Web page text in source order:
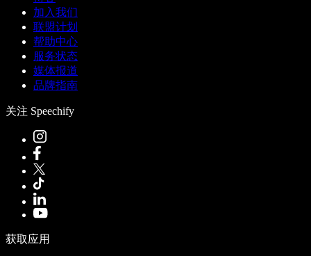
加入我们
联盟计划
帮助中心
服务状态
媒体报道
品牌指南
关注 Speechify
获取应用